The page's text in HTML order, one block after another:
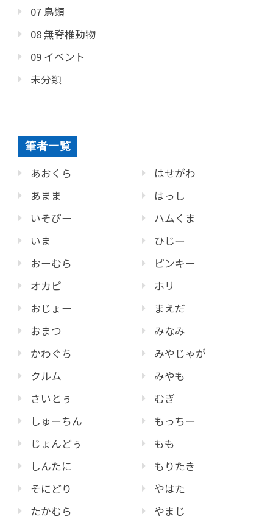
07 鳥類
08 無脊椎動物
09 イベント
未分類
筆者一覧
あおくら
あまま
いそぴー
いま
おーむら
オカピ
おじょー
おまつ
かわぐち
クルム
さいとぅ
しゅーちん
じょんどぅ
しんたに
そにどり
たかむら
はせがわ
はっし
ハムくま
ひじー
ピンキー
ホリ
まえだ
みなみ
みやじゃが
みやも
むぎ
もっちー
もも
もりたき
やはた
やまじ